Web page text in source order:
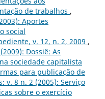
de trabalhos ,
Aportes
social
v. 12, n. 2, 2009 ,
Dossiê: As
sociedade capitalista
para publicação de
v. 8 n. 2 (2005): Serviço
sobre o exercício